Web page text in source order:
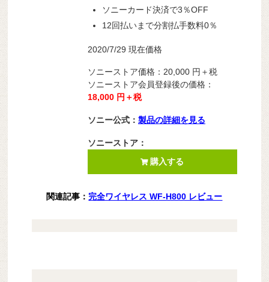
ソニーカード決済で3％OFF
12回払いまで分割払手数料0％
2020/7/29 現在価格
ソニーストア価格： 20,000 円＋税
ソニーストア会員登録後の価格：
18,000 円＋税
ソニー公式： 製品の詳細を見る
ソニーストア：
購入する
関連記事： 完全ワイヤレス WF-H800 レビュー